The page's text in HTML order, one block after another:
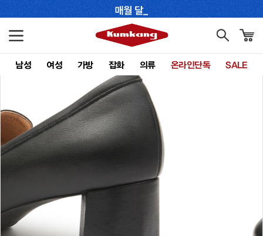
남성 여성 가방 잡화 의류 온라인단독 SALE